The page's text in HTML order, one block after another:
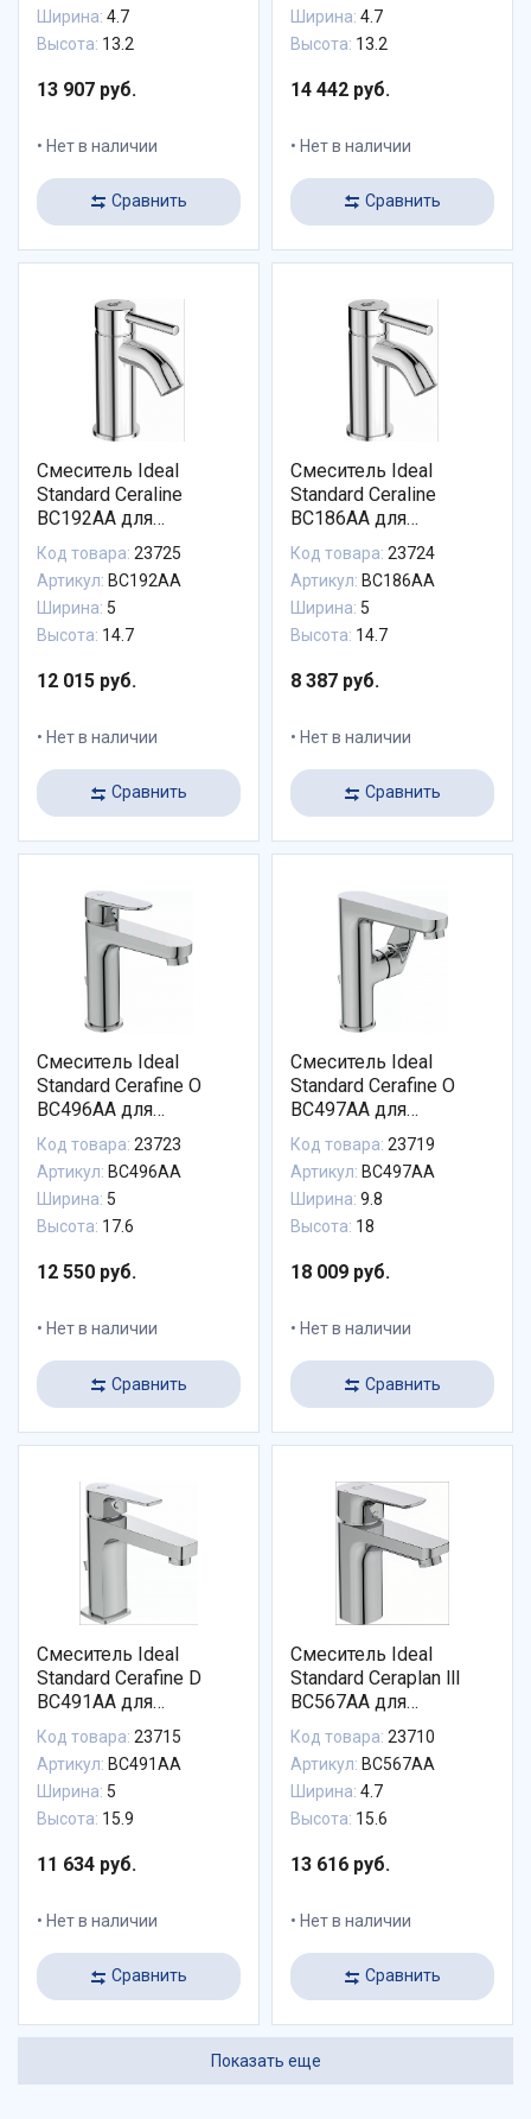
Ширина: 4.7
Высота: 13.2
13 907 руб.
Нет в наличии
Сравнить
Ширина: 4.7
Высота: 13.2
14 442 руб.
Нет в наличии
Сравнить
Смеситель Ideal
Standard Ceraline
BC192AA для
раковины с донным
клапаном
Код товара: 23725
Артикул: BC192AA
Ширина: 5
Высота: 14.7
12 015 руб.
Нет в наличии
Сравнить
Смеситель Ideal
Standard Ceraline
BC186AA для
раковины с донным
клапаном
Код товара: 23724
Артикул: BC186AA
Ширина: 5
Высота: 14.7
8 387 руб.
Нет в наличии
Сравнить
Смеситель Ideal
Standard Cerafine O
BC496AA для
раковины с донным
клапаном
Код товара: 23723
Артикул: BC496AA
Ширина: 5
Высота: 17.6
12 550 руб.
Нет в наличии
Сравнить
Смеситель Ideal
Standard Cerafine O
BC497AA для
раковины с донным
клапаном
Код товара: 23719
Артикул: BC497AA
Ширина: 9.8
Высота: 18
18 009 руб.
Нет в наличии
Сравнить
Смеситель Ideal
Standard Cerafine D
BC491AA для
раковины с донным
клапаном
Код товара: 23715
Артикул: BC491AA
Ширина: 5
Высота: 15.9
11 634 руб.
Нет в наличии
Сравнить
Смеситель Ideal
Standard Ceraplan lll
BC567AA для
раковины
Код товара: 23710
Артикул: BC567AA
Ширина: 4.7
Высота: 15.6
13 616 руб.
Нет в наличии
Сравнить
Показать еще